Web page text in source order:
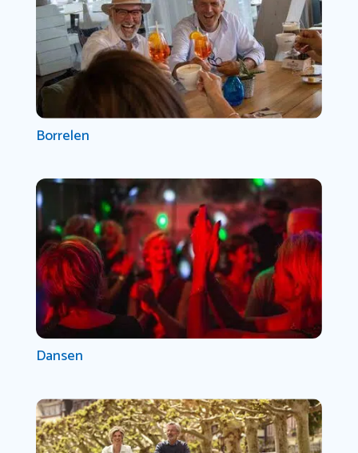
Borrelen
Dansen